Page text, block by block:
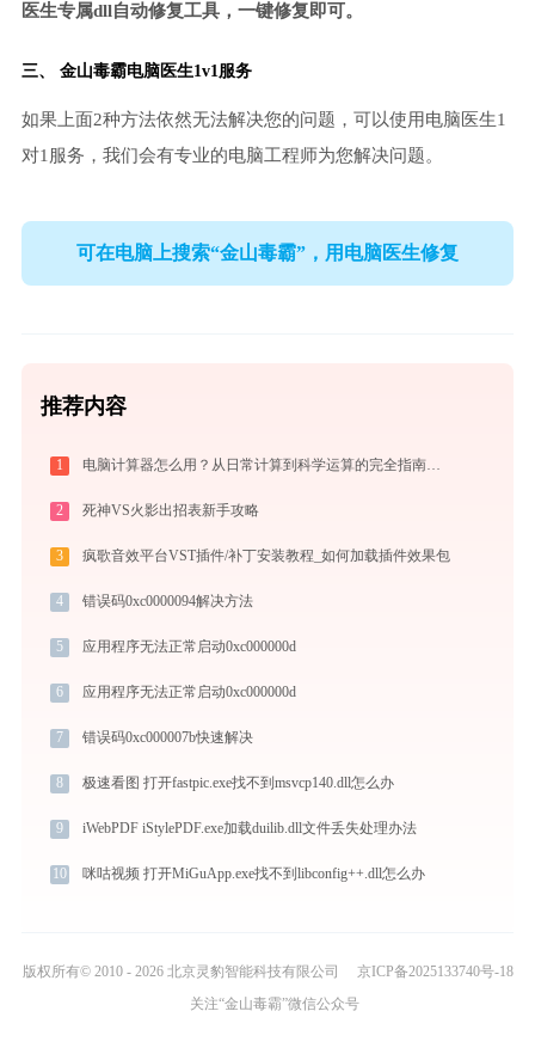
医生专属dll自动修复工具，一键修复即可。
三、 金山毒霸电脑医生1v1服务
如果上面2种方法依然无法解决您的问题，可以使用电脑医生1
对1服务，我们会有专业的电脑工程师为您解决问题。
可在电脑上搜索“金山毒霸”，用电脑医生修复
推荐内容
1 电脑计算器怎么用？从日常计算到科学运算的完全指南（附隐藏功能）
2 死神VS火影出招表新手攻略
3 疯歌音效平台VST插件/补丁安装教程_如何加载插件效果包
4 错误码0xc0000094解决方法
5 应用程序无法正常启动0xc000000d
6 应用程序无法正常启动0xc000000d
7 错误码0xc000007b快速解决
8 极速看图 打开fastpic.exe找不到msvcp140.dll怎么办
9 iWebPDF iStylePDF.exe加载duilib.dll文件丢失处理办法
10 咪咕视频 打开MiGuApp.exe找不到libconfig++.dll怎么办
版权所有© 2010 - 2026 北京灵豹智能科技有限公司
京ICP备2025133740号-18
关注“金山毒霸”微信公众号